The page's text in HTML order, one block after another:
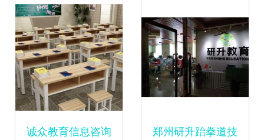
诚众教育信息咨询 郑州研升跆拳道技